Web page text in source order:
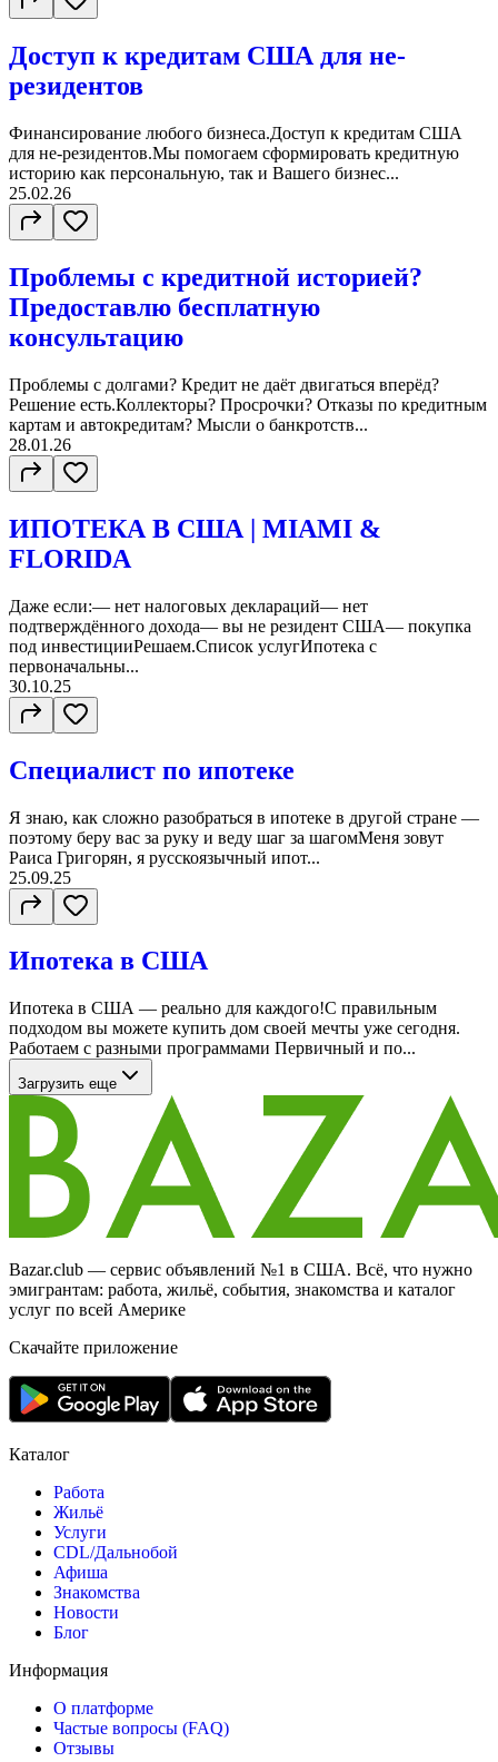
Доступ к кредитам США для не-
резидентов
Финансирование любого бизнеса.Доступ к кредитам США
для не-резидентов.Мы помогаем сформировать кредитную
историю как персональную, так и Вашего бизнес...
25.02.26
Проблемы с кредитной историей?
Предоставлю бесплатную
консультацию
Проблемы с долгами? Кредит не даёт двигаться вперёд?
Решение есть.Коллекторы? Просрочки? Отказы по кредитным
картам и автокредитам? Мысли о банкротств...
28.01.26
ИПОТЕКА В США | MIAMI &
FLORIDA
Даже если:— нет налоговых деклараций— нет
подтверждённого дохода— вы не резидент США— покупка
под инвестицииРешаем.Список услугИпотека с
первоначальны...
30.10.25
Специалист по ипотеке
Я знаю, как сложно разобраться в ипотеке в другой стране —
поэтому беру вас за руку и веду шаг за шагомМеня зовут
Раиса Григорян, я русскоязычный ипот...
25.09.25
Ипотека в США
Ипотека в США — реально для каждого!С правильным
подходом вы можете купить дом своей мечты уже сегодня.
Работаем с разными программами Первичный и по...
Загрузить еще
Bazar.club — сервис объявлений №1 в США. Всё, что нужно
эмигрантам: работа, жильё, события, знакомства и каталог
услуг по всей Америке
Скачайте приложение
Каталог
Работа
Жильё
Услуги
CDL/Дальнобой
Афиша
Знакомства
Новости
Блог
Информация
О платформе
Частые вопросы (FAQ)
Отзывы